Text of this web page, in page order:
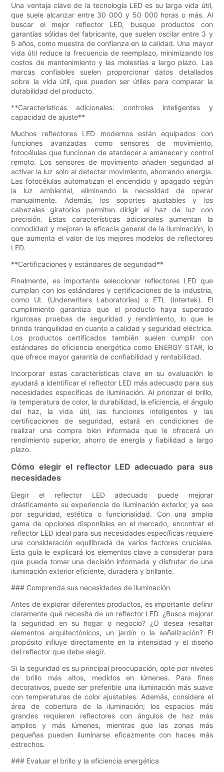
Una ventaja clave de la tecnología LED es su larga vida útil,
que suele alcanzar entre 30 000 y 50 000 horas o más. Al
buscar el mejor reflector LED, busque productos con
garantías sólidas del fabricante, que suelen oscilar entre 3 y
5 años, como muestra de confianza en la calidad. Una mayor
vida útil reduce la frecuencia de reemplazo, minimizando los
costos de mantenimiento y las molestias a largo plazo. Las
marcas confiables suelen proporcionar datos detallados
sobre la vida útil, que pueden ser útiles para comparar la
durabilidad del producto.
**Características adicionales: controles inteligentes y
capacidad de ajuste**
Muchos reflectores LED modernos están equipados con
funciones avanzadas como sensores de movimiento,
fotocélulas que funcionan de atardecer a amanecer y control
remoto. Los sensores de movimiento añaden seguridad al
activar la luz solo al detectar movimiento, ahorrando energía.
Las fotocélulas automatizan el encendido y apagado según
la luz ambiental, eliminando la necesidad de operar
manualmente. Además, los soportes ajustables y los
cabezales giratorios permiten dirigir el haz de luz con
precisión. Estas características adicionales aumentan la
comodidad y mejoran la eficacia general de la iluminación, lo
que aumenta el valor de los mejores modelos de reflectores
LED.
**Certificaciones y estándares de seguridad**
Finalmente, es importante seleccionar reflectores LED que
cumplan con los estándares y certificaciones de la industria,
como UL (Underwriters Laboratories) o ETL (Intertek). El
cumplimiento garantiza que el producto haya superado
rigurosas pruebas de seguridad y rendimiento, lo que le
brinda tranquilidad en cuanto a calidad y seguridad eléctrica.
Los productos certificados también suelen cumplir con
estándares de eficiencia energética como ENERGY STAR, lo
que ofrece mayor garantía de confiabilidad y rentabilidad.
Incorporar estas características clave en su evaluación le
ayudará a identificar el reflector LED más adecuado para sus
necesidades específicas de iluminación. Al priorizar el brillo,
la temperatura de color, la durabilidad, la eficiencia, el ángulo
del haz, la vida útil, las funciones inteligentes y las
certificaciones de seguridad, estará en condiciones de
realizar una compra bien informada que le ofrecerá un
rendimiento superior, ahorro de energía y fiabilidad a largo
plazo.
Cómo elegir el reflector LED adecuado para sus
necesidades
Elegir el reflector LED adecuado puede mejorar
drásticamente su experiencia de iluminación exterior, ya sea
por seguridad, estética o funcionalidad. Con una amplia
gama de opciones disponibles en el mercado, encontrar el
reflector LED ideal para sus necesidades específicas requiere
una consideración equilibrada de varios factores cruciales.
Esta guía le explicará los elementos clave a considerar para
que pueda tomar una decisión informada y disfrutar de una
iluminación exterior eficiente, duradera y brillante.
### Comprenda sus necesidades de iluminación
Antes de explorar diferentes productos, es importante definir
claramente qué necesita de un reflector LED. ¿Busca mejorar
la seguridad en su hogar o negocio? ¿O desea resaltar
elementos arquitectónicos, un jardín o la señalización? El
propósito influye directamente en la intensidad y el diseño
del reflector que debe elegir.
Si la seguridad es su principal preocupación, opte por niveles
de brillo más altos, medidos en lúmenes. Para fines
decorativos, puede ser preferible una iluminación más suave
con temperaturas de color ajustables. Además, considere el
área de cobertura de la iluminación; los espacios más
grandes requieren reflectores con ángulos de haz más
amplios y más lúmenes, mientras que las zonas más
pequeñas pueden iluminarse eficazmente con haces más
estrechos.
### Evaluar el brillo y la eficiencia energética